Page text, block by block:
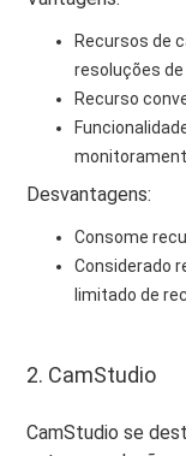
Recursos de
resoluções de
Recurso
Desvantagens:
Consome
Considerado
limitado de
2. CamStudio
CamStudio se